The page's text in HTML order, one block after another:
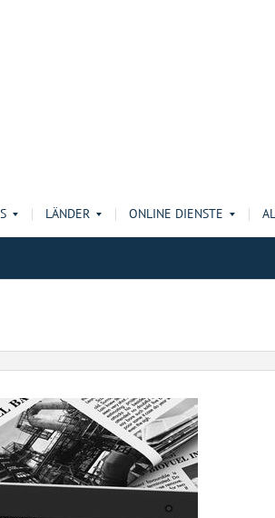
LÄNDER ONLINE DIENSTE